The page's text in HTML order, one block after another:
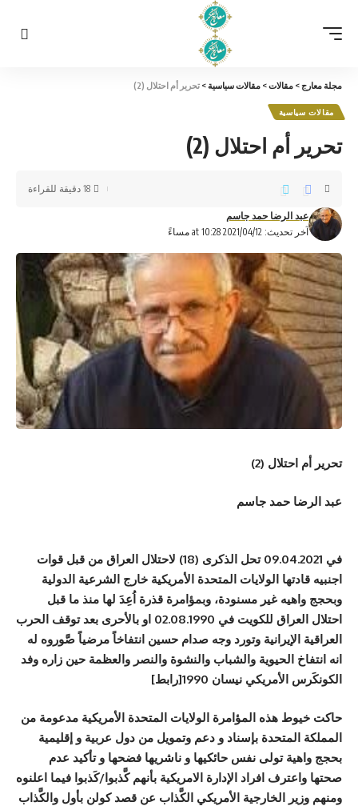
مجلة معارج> مقالات> مقالات سياسية> تحرير أم احتلال (2)
مقالات سياسية
تحرير أم احتلال (2)
آخر تحديث: 2021/04/12 at 10:28 مساءً
عبد الرضا حمد جاسم
18 دقيقة للقراءة
تحرير أم احتلال (2)
عبد الرضا حمد جاسم
في 09.04.2021 تحل الذكرى (18) لاحتلال العراق من قبل قوات
اجنبيه قادتها الولايات المتحدة الأمريكية خارج الشرعية الدولية
وبحجج واهيه غير مسنودة، وبمؤامرة قذرة اُعِدَ لها منذ ما قبل
احتلال العراق للكويت في 02.08.1990 او بالأحرى بعد توقف الحرب
العراقية الإيرانية وتورد وجه صدام حسين انتفاخاً مرضياً صَّوروه له
انه انتفاخ الحيوية والشباب والنشوة والنصر والعظمة حين زاره وفد
الكونكَرس الأمريكي نيسان 1990[رابط]
حاكت خيوط هذه المؤامرة الولايات المتحدة الأمريكية مدعومة من
المملكة المتحدة بإسناد و دعم وتمويل من دول عربية و إقليمية
بحجج واهية تولى نفس حائكيها و ناشريها فضحها و تأكيد عدم
صحتها واعترف افراد الإدارة الامريكية بأنهم كَّذبوا/كَذبوا فيما اعلنوه
ومنهم وزير الخارجية الأمريكي الكَّذاب عن قصد كولن بأول والكَّذاب